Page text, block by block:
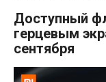
Доступный
герцевым
сентября